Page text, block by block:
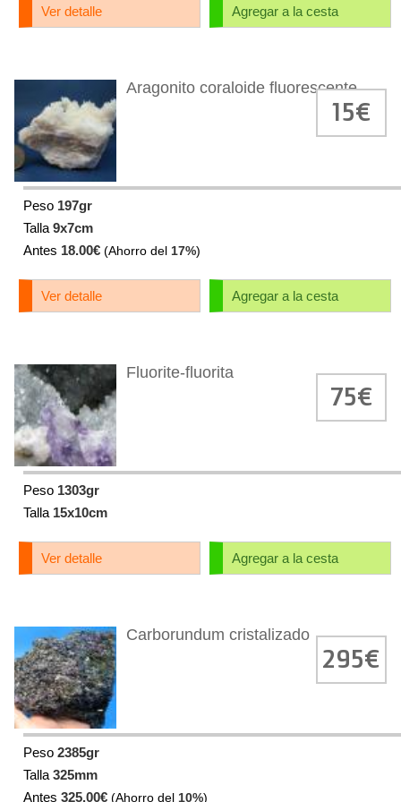
Agregar a la cesta
Ver detalle
Aragonito coraloide fluorescente
15€
Peso 197gr
Talla 9x7cm
Antes 18.00€ (Ahorro del 17%)
Agregar a la cesta
Ver detalle
Fluorite-fluorita
75€
Peso 1303gr
Talla 15x10cm
Agregar a la cesta
Ver detalle
Carborundum cristalizado
295€
Peso 2385gr
Talla 325mm
Antes 325.00€ (Ahorro del 10%)